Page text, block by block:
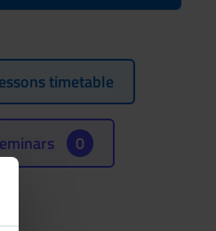
timetable
0